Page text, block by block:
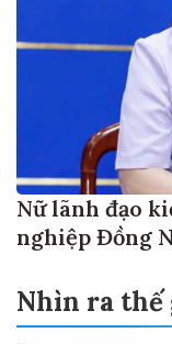
Nữ lãnh đạo
nghiệp Đồng
Nhìn ra thế